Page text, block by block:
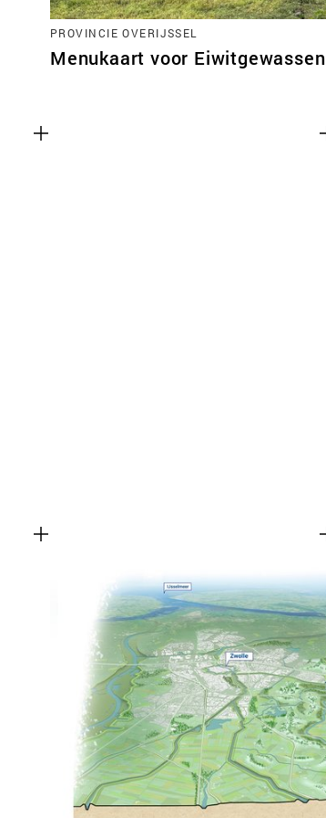
PROVINCIE OVERIJSSEL
Menukaart voor Eiwitgewassen